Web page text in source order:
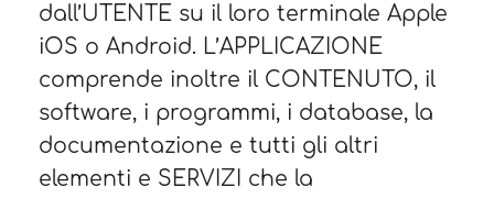
dall’UTENTE su il loro terminale Apple
iOS o Android. L’APPLICAZIONE
comprende inoltre il CONTENUTO, il
software, i programmi, i database, la
documentazione e tutti gli altri
elementi e SERVIZI che la